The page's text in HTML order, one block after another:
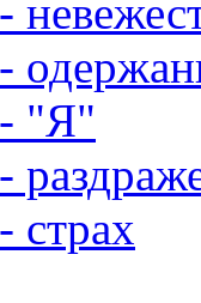
"Я"
страх